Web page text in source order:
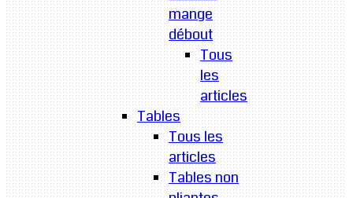
mange
débout
Tous
les
articles
Tables
Tous les
articles
Tables non